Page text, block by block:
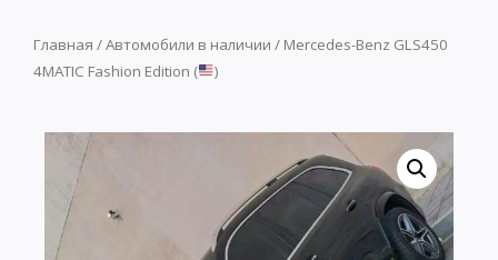
Главная /Автомобили в наличии / Mercedes-Benz GLS450
4MATIC Fashion Edition (
)